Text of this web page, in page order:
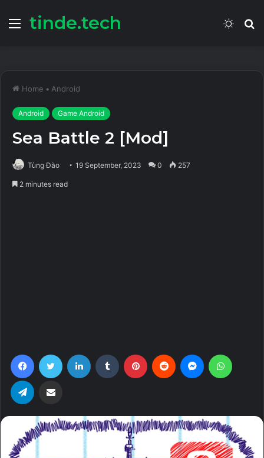
Menu
tinde.tech
Switch
Home • Android
Android Game Android
Sea Battle 2 [Mod]
Tùng Đào 19 September, 2023 0 257
2 minutes read
FacebookTwitter LinkedIn Tumblr Pinterest Reddit Messenger
Telegram Share via Email